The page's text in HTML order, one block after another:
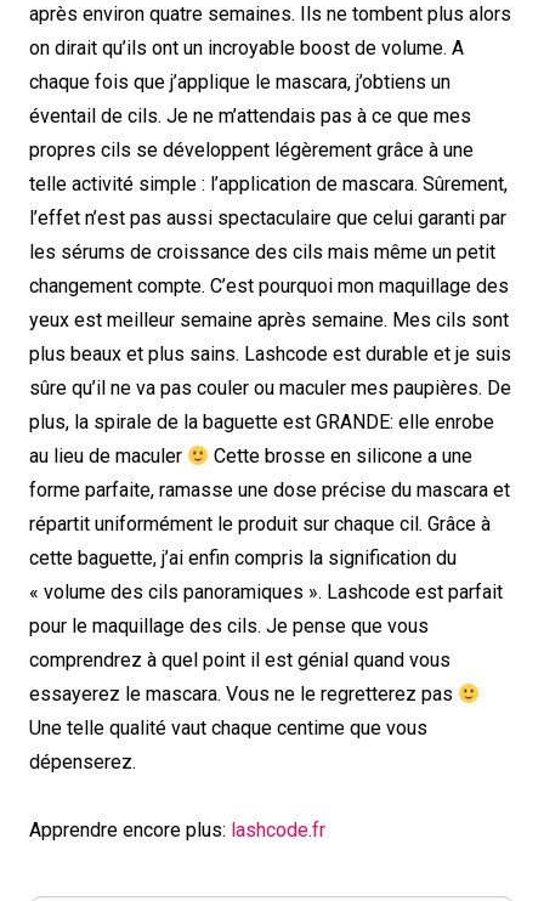
après environ quatre semaines. Ils ne tombent plus alors
on dirait qu’ils ont un incroyable boost de volume. A
chaque fois que j’applique le mascara, j’obtiens un
éventail de cils. Je ne m’attendais pas à ce que mes
propres cils se développent légèrement grâce à une
telle activité simple : l’application de mascara. Sûrement,
l’effet n’est pas aussi spectaculaire que celui garanti par
les sérums de croissance des cils mais même un petit
changement compte. C’est pourquoi mon maquillage des
yeux est meilleur semaine après semaine. Mes cils sont
plus beaux et plus sains. Lashcode est durable et je suis
sûre qu’il ne va pas couler ou maculer mes paupières. De
plus, la spirale de la baguette est GRANDE: elle enrobe
au lieu de maculer
Cette brosse en silicone a une
forme parfaite, ramasse une dose précise du mascara et
répartit uniformément le produit sur chaque cil. Grâce à
cette baguette, j’ai enfin compris la signification du
« volume des cils panoramiques ». Lashcode est parfait
pour le maquillage des cils. Je pense que vous
comprendrez à quel point il est génial quand vous
essayerez le mascara. Vous ne le regretterez pas
Une telle qualité vaut chaque centime que vous
dépenserez.
Apprendre encore plus: lashcode.fr